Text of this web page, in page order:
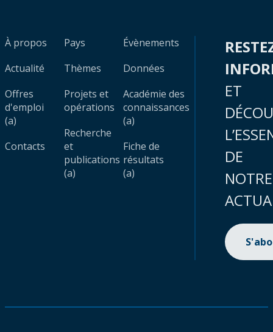
À propos
Actualité
Offres
d'emploi
(a)
Contacts
Pays
Thèmes
Projets et
opérations
Recherche
et
publications
(a)
Évènements
Données
Académie des
connaissances
(a)
Fiche de
résultats
(a)
ET
DE
NOTRE